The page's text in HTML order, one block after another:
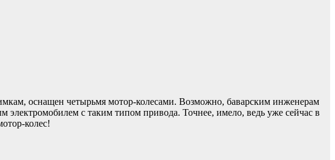
оснащен четырьмя мотор-колесами. Возможно, баварским инженерам
электромобилем с таким типом привода. Точнее, имело, ведь уже сейчас в
колес!